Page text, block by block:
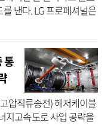
낸다. LG 프로페셔널은
건조를 한 대로 모두
통
압직류송전) 해저케이블
지고속도로 사업 공략을
급 HVDC 해저케이